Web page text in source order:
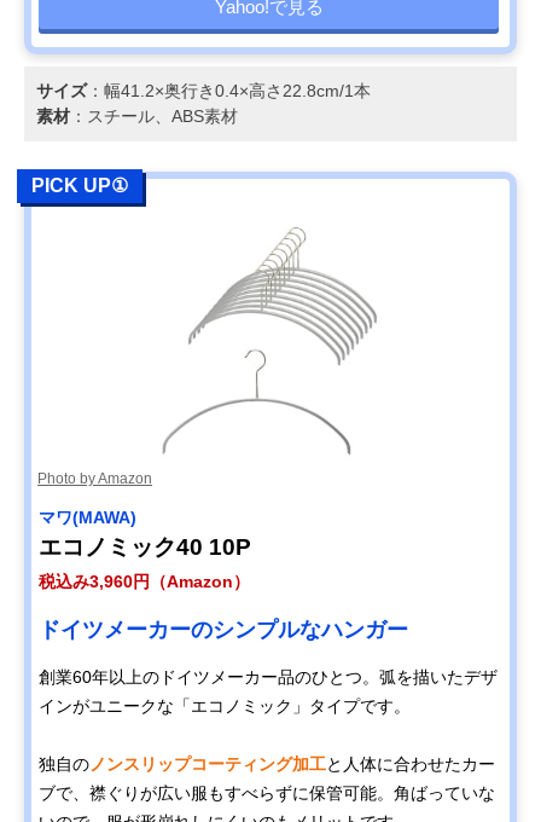
Yahoo!で見る
サイズ：幅41.2×奥行き0.4×高さ22.8cm/1本
素材 ：スチール、ABS素材
PICK UP①
Photo by Amazon
マワ(MAWA)
エコノミック40 10P
税込み3,960円（Amazon）
ドイツメーカーのシンプルなハンガー
創業60年以上のドイツメーカー品のひとつ。弧を描いたデザ
インがユニークな「エコノミック」タイプです。
独自のノンスリップコーティング加工と人体に合わせたカー
ブで、襟ぐりが広い服もすべらずに保管可能。角ばっていな